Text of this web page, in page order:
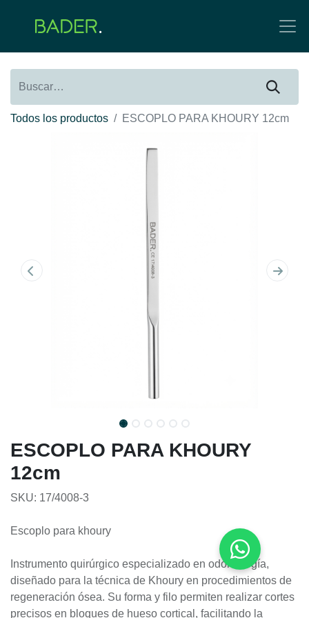
Todos los productos ESCOPLO PARA KHOURY 12cm
ESCOPLO PARA KHOURY
12cm
SKU: 17/4008-3
Escoplo para khoury
Instrumento quirúrgico especializado en odontología,
diseñado para la técnica de Khoury en procedimientos de
regeneración ósea. Su forma y filo permiten realizar cortes
precisos en bloques de hueso cortical, facilitando la